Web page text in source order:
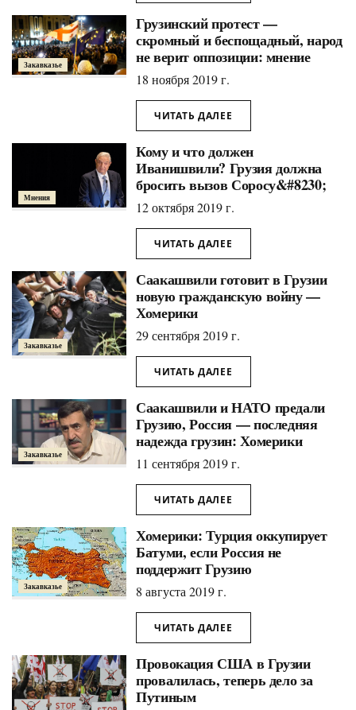
Закавказье
Грузинский протест —
скромный и беспощадный, народ
не верит оппозиции: мнение
18 ноября 2019 г.
ЧИТАТЬ ДАЛЕЕ
Мнения
Кому и что должен
Иванишвили? Грузия должна
бросить вызов Соросу&#8230;
12 октября 2019 г.
ЧИТАТЬ ДАЛЕЕ
Закавказье
Саакашвили готовит в Грузии
новую гражданскую войну —
Хомерики
29 сентября 2019 г.
ЧИТАТЬ ДАЛЕЕ
Закавказье
Саакашвили и НАТО предали
Грузию, Россия — последняя
надежда грузин: Хомерики
11 сентября 2019 г.
ЧИТАТЬ ДАЛЕЕ
Закавказье
Хомерики: Турция оккупирует
Батуми, если Россия не
поддержит Грузию
8 августа 2019 г.
ЧИТАТЬ ДАЛЕЕ
Провокация США в Грузии
провалилась, теперь дело за
Путиным